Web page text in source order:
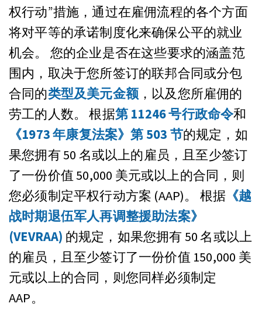
权行动”措施，通过在雇佣流程的各个方面
将对平等的承诺制度化来确保公平的就业
机会。 您的企业是否在这些要求的涵盖范
围内，取决于您所签订的联邦合同或分包
合同的类型及美元金额 ，以及您所雇佣的
劳工的人数。 根据第 11246 号行政命令和
《1973 年康复法案》第 503 节的规定，如
果您拥有 50 名或以上的雇员，且至少签订
了一份价值 50,000 美元或以上的合同，则
您必须制定平权行动方案 (AAP)。 根据 《越
战时期退伍军人再调整援助法案》
(VEVRAA) 的规定，如果您拥有 50 名或以上
的雇员，且至少签订了一份价值 150,000 美
元或以上的合同，则您同样必须制定
AAP。